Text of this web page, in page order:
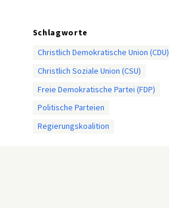
Schlagworte
Christlich Demokratische Union (CDU)
Christlich Soziale Union (CSU)
Freie Demokratische Partei (FDP)
Politische Parteien
Regierungskoalition